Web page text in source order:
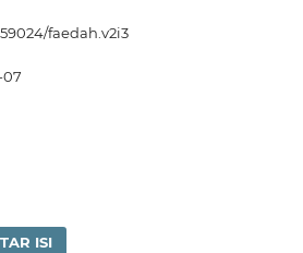
faedah.v2i3
07
ISI